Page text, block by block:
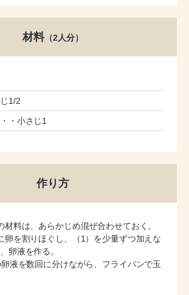
材料（2人分）
1/2
・小さじ1
作り方
料は、あらかじめ混ぜ合わせておく。
卵を割りほぐし、（1）を少量ずつ加えな
卵液を作る。
液を数回に分けながら、フライパンで玉